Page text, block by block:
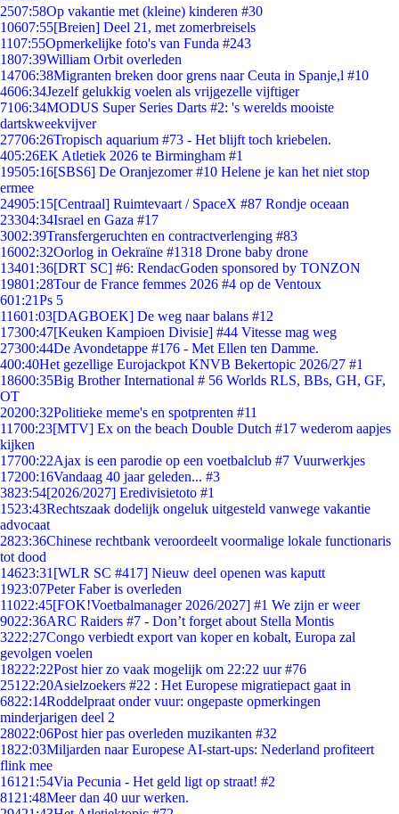
2507:58Op vakantie met (kleine) kinderen #30
10607:55[Breien] Deel 21, met zomerbreisels
1107:55Opmerkelijke foto's van Funda #243
1807:39William Orbit overleden
14706:38Migranten breken door grens naar Ceuta in Spanje,l #10
4606:34Jezelf gelukkig voelen als vrijgezelle vijftiger
7106:34MODUS Super Series Darts #2: 's werelds mooiste
dartskweekvijver
27706:26Tropisch aquarium #73 - Het blijft toch kriebelen.
405:26EK Atletiek 2026 te Birmingham #1
19505:16[SBS6] De Oranjezomer #10 Helene je kan het niet stop
ermee
24905:15[Centraal] Ruimtevaart / SpaceX #87 Rondje oceaan
23304:34Israel en Gaza #17
3002:39Transfergeruchten en contractverlenging #83
16002:32Oorlog in Oekraïne #1318 Drone baby drone
13401:36[DRT SC] #6: RendacGoden sponsored by TONZON
19801:28Tour de France femmes 2026 #4 op de Ventoux
601:21Ps 5
11601:03[DAGBOEK] De weg naar balans #12
17300:47[Keuken Kampioen Divisie] #44 Vitesse mag weg
27300:44De Avondetappe #176 - Met Ellen ten Damme.
400:40Het gezellige Eurojackpot KNVB Bekertopic 2026/27 #1
18600:35Big Brother International # 56 Worlds RLS, BBs, GH, GF,
OT
20200:32Politieke meme's en spotprenten #11
11700:23[MTV] Ex on the beach Double Dutch #17 wederom aapjes
kijken
17700:22Ajax is een parodie op een voetbalclub #7 Vuurwerkjes
17200:16Vandaag 40 jaar geleden... #3
3823:54[2026/2027] Eredivisietoto #1
1523:43Rechtszaak dodelijk ongeluk uitgesteld vanwege vakantie
advocaat
2823:36Chinese rechtbank veroordeelt voormalige lokale functionaris
tot dood
14623:31 [WLR SC #417] Nieuw deel openen was kaputt
1923:07Peter Faber is overleden
11022:45[FOK!Voetbalmanager 2026/2027] #1 We zijn er weer
9022:36ARC Raiders #7 - Don’t forget about Stella Montis
3222:27Congo verbiedt export van koper en kobalt, Europa zal
gevolgen voelen
18222:22Post hier zo vaak mogelijk om 22:22 uur #76
251 22:20Asielzoekers #22 : Het Europese migratiepact gaat in
6822:14Roddelpraat onder vuur: ongepaste opmerkingen
minderjarigen deel 2
28022:06Post hier pas overleden muzikanten #32
1822:03Miljarden naar Europese AI-start-ups: Nederland profiteert
flink mee
161 21:54Via Pecunia - Het geld ligt op straat! #2
81 21:48Meer dan 40 uur werken.